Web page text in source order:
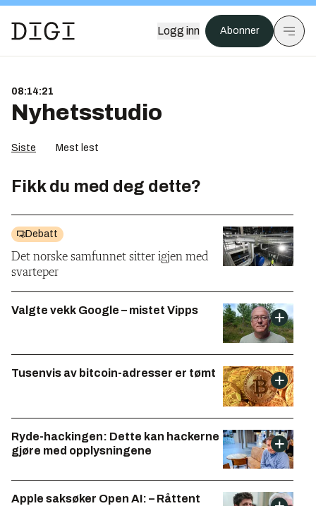
Logg inn Abonner
08:14:21
Nyhetsstudio
Siste Mest lest
Fikk du med deg dette?
Debatt
Det norske samfunnet sitter igjen med
svarteper
Valgte vekk Google – mistet Vipps
Tusenvis av bitcoin-adresser er tømt
Ryde-hackingen: Dette kan hackerne
gjøre med opplysningene
Apple saksøker Open AI: – Råttent